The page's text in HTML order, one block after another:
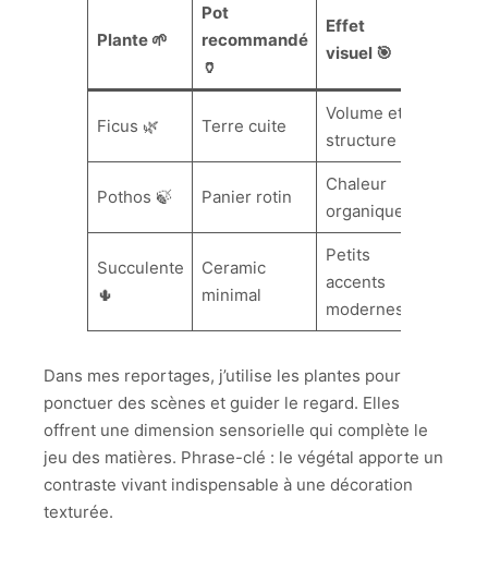
Plante 🌱
Pot
recommandé
🏺
Effet
visuel 🎯
Ficus 🌿 Terre cuite
Volume et
structure
Pothos 🍃 Panier rotin
Chaleur
organique
Succulente
🌵
Ceramic
minimal
Petits
accents
modernes
Dans mes reportages, j’utilise les plantes pour
ponctuer des scènes et guider le regard. Elles
offrent une dimension sensorielle qui complète le
jeu des matières. Phrase-clé : le végétal apporte un
contraste vivant indispensable à une décoration
texturée.